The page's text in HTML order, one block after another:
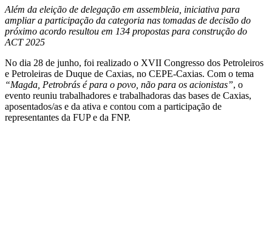
Além da eleição de delegação em assembleia, iniciativa para
ampliar a participação da categoria nas tomadas de decisão do
próximo acordo resultou em 134 propostas para construção do
ACT 2025
No dia 28 de junho, foi realizado o XVII Congresso dos Petroleiros
e Petroleiras de Duque de Caxias, no CEPE-Caxias. Com o tema
“Magda, Petrobrás é para o povo, não para os acionistas”, o
evento reuniu trabalhadores e trabalhadoras das bases de Caxias,
aposentados/as e da ativa e contou com a participação de
representantes da FUP e da FNP.